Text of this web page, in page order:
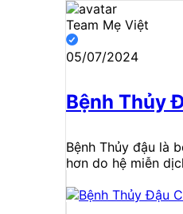
Team Mẹ Việt
05/07/2024
Bệnh Thủy
Bệnh Thủy đậu là
hơn do hệ miễn